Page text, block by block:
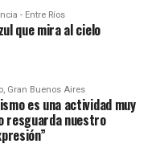
- Entre Ríos
que mira al cielo
Gran Buenos Aires
es una actividad muy
resguarda nuestro